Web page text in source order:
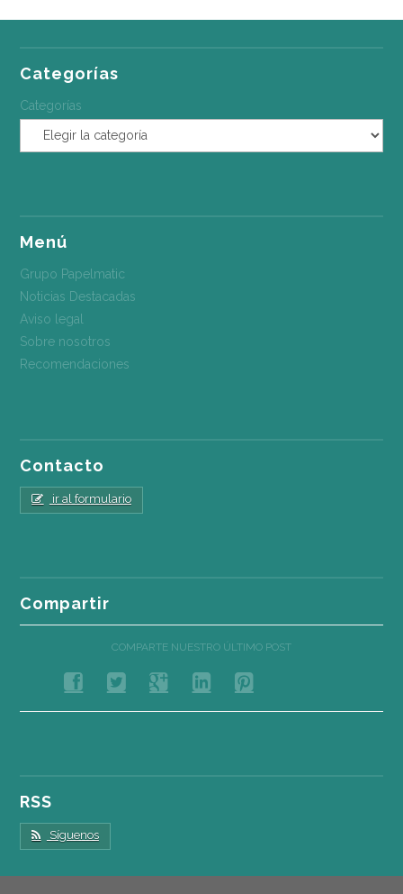
Categorías
Categorías
Menú
Grupo Papelmatic
Noticias Destacadas
Aviso legal
Sobre nosotros
Recomendaciones
Contacto
ir al formulario
Compartir
COMPARTE NUESTRO ÚLTIMO POST
RSS
Síguenos